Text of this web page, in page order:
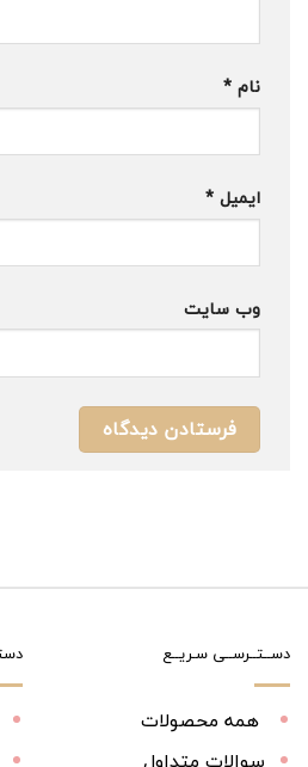
نام *
ایمیل *
وب‌ سایت
دســتــرســی سـریــع
همه محصولات